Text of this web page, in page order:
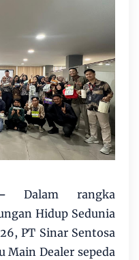
Dalam rangka
Hidup Sedunia
PT Sinar Sentosa
Main Dealer sepeda